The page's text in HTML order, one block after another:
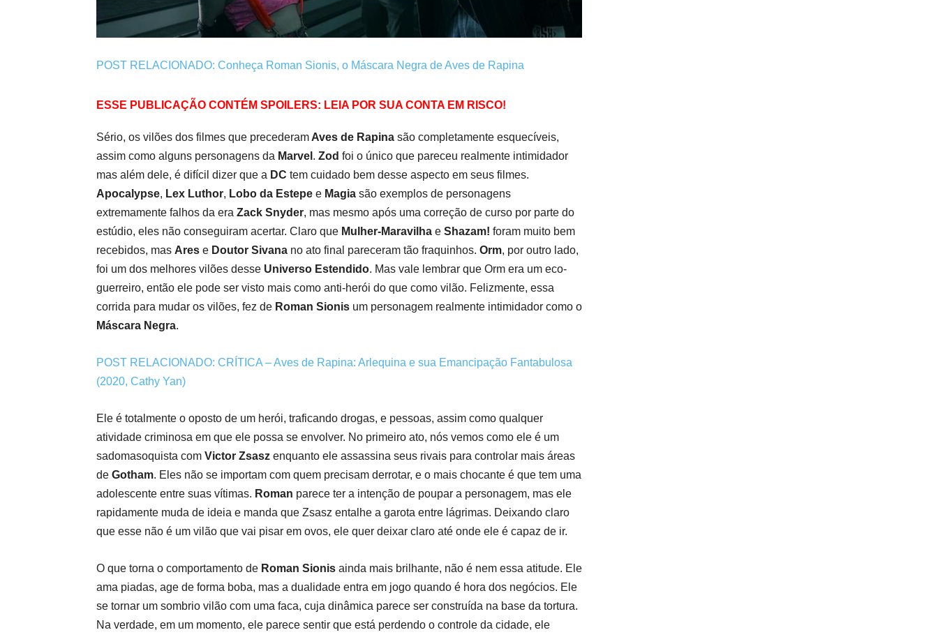
POST RELACIONADO: Conheça Roman Sionis, o Máscara Negra de Aves de Rapina
ESSE PUBLICAÇÃO CONTÉM SPOILERS: LEIA POR SUA CONTA EM RISCO!
Sério, os vilões dos filmes que precederam Aves de Rapina são completamente esquecíveis,
assim como alguns personagens da Marvel . Zod foi o único que pareceu realmente intimidador
mas além dele, é difícil dizer que a DC tem cuidado bem desse aspecto em seus filmes.
Apocalypse, Lex Luthor, Lobo da Estepe e Magia são exemplos de personagens
extremamente falhos da era Zack Snyder, mas mesmo após uma correção de curso por parte do
estúdio, eles não conseguiram acertar. Claro que Mulher-Maravilha e Shazam! foram muito bem
recebidos, mas Ares e Doutor Sivana no ato final pareceram tão fraquinhos. Orm, por outro lado,
foi um dos melhores vilões desse Universo Estendido. Mas vale lembrar que Orm era um eco-
guerreiro, então ele pode ser visto mais como anti-herói do que como vilão. Felizmente, essa
corrida para mudar os vilões, fez de Roman Sionis um personagem realmente intimidador como o
Máscara Negra.
POST RELACIONADO: CRÍTICA – Aves de Rapina: Arlequina e sua Emancipação Fantabulosa
(2020, Cathy Yan)
Ele é totalmente o oposto de um herói, traficando drogas, e pessoas, assim como qualquer
atividade criminosa em que ele possa se envolver. No primeiro ato, nós vemos como ele é um
sadomasoquista com Victor Zsasz enquanto ele assassina seus rivais para controlar mais áreas
de Gotham. Eles não se importam com quem precisam derrotar, e o mais chocante é que tem uma
adolescente entre suas vítimas. Roman parece ter a intenção de poupar a personagem, mas ele
rapidamente muda de ideia e manda que Zsasz entalhe a garota entre lágrimas. Deixando claro
que esse não é um vilão que vai pisar em ovos, ele quer deixar claro até onde ele é capaz de ir.
O que torna o comportamento de Roman Sionis ainda mais brilhante, não é nem essa atitude. Ele
ama piadas, age de forma boba, mas a dualidade entra em jogo quando é hora dos negócios. Ele
se tornar um sombrio vilão com uma faca, cuja dinâmica parece ser construída na base da tortura.
Na verdade, em um momento, ele parece sentir que está perdendo o controle da cidade, ele